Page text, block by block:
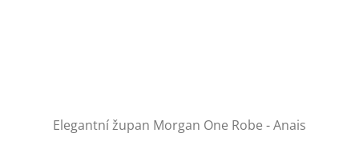
Elegantní župan Morgan One Robe - Anais